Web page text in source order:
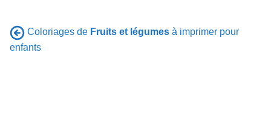
Coloriages de Fruits et légumes à imprimer pour
enfants